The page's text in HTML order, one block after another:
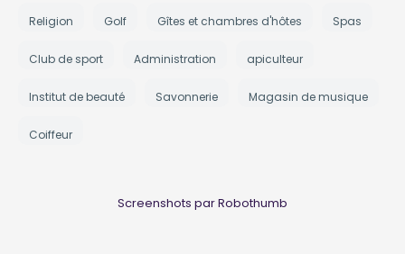
Religion Golf Gîtes et chambres d'hôtes Spas
Club de sport Administration apiculteur
Institut de beauté Savonnerie Magasin de musique
Coiffeur
Screenshots par Robothumb